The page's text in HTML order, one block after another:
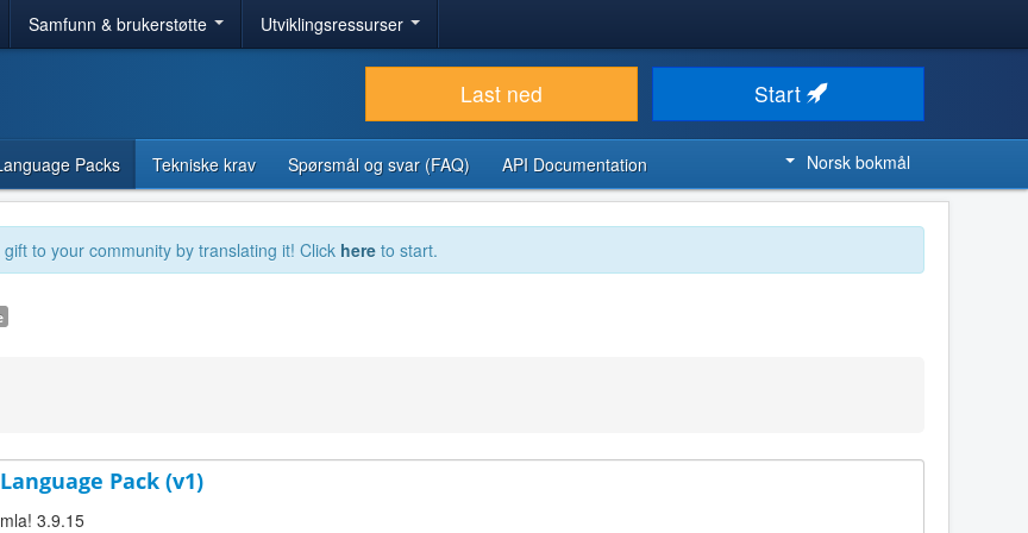
Samfunn & brukerstøtte Utviklingsressurser
Last ned Start
Packs Tekniske krav Spørsmål og svar (FAQ) API Documentation Norsk bokmål
to your community by translating it! Click here to start.
Pack (v1)
3.9.15